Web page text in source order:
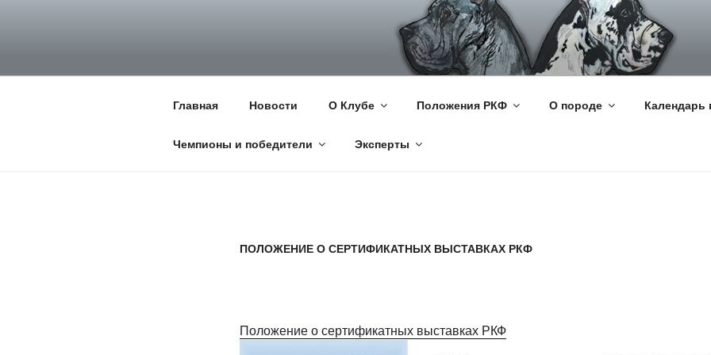
НКП НЕМЕЦКИЙ ДОГ
Официальный сайт НКП Немецкий Дог
Главная Новости О Клубе Положения РКФ О породе Календарь
Чемпионы и победители Эксперты
ПОЛОЖЕНИЕ О СЕРТИФИКАТНЫХ ВЫСТАВКАХ РКФ
Положение о сертификатных выставках РКФ